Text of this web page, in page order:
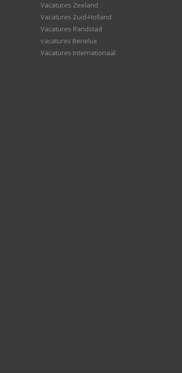
Vacatures Zeeland
Vacatures Zuid-Holland
Vacatures Randstad
vacatures Benelux
Vacatures Internationaal